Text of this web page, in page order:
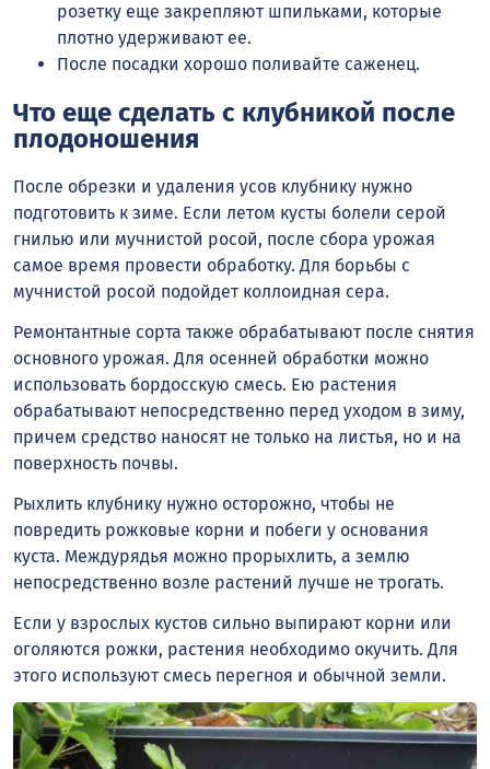
розетку еще закрепляют шпильками, которые
плотно удерживают ее.
После посадки хорошо поливайте саженец.
Что еще сделать с клубникой после
плодоношения
После обрезки и удаления усов клубнику нужно
подготовить к зиме. Если летом кусты болели серой
гнилью или мучнистой росой, после сбора урожая
самое время провести обработку. Для борьбы с
мучнистой росой подойдет коллоидная сера.
Ремонтантные сорта также обрабатывают после снятия
основного урожая. Для осенней обработки можно
использовать бордосскую смесь. Ею растения
обрабатывают непосредственно перед уходом в зиму,
причем средство наносят не только на листья, но и на
поверхность почвы.
Рыхлить клубнику нужно осторожно, чтобы не
повредить рожковые корни и побеги у основания
куста. Междурядья можно прорыхлить, а землю
непосредственно возле растений лучше не трогать.
Если у взрослых кустов сильно выпирают корни или
оголяются рожки, растения необходимо окучить. Для
этого используют смесь перегноя и обычной земли.